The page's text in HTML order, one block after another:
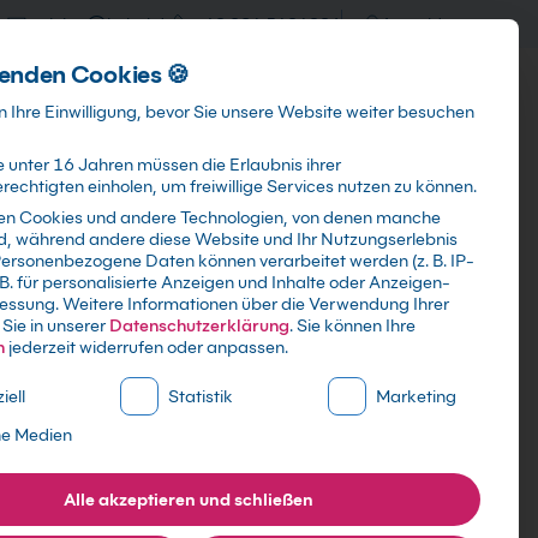
training@kebel.de +49 231 5191986 Anmelden
Suchen
Info & Services Kontakt
Cookies 🍪
Ihre Einwilligung, bevor Sie unsere Website weiter besuchen
unter 16 Jahren müssen die Erlaubnis ihrer
einholen, um freiwillige Services nutzen zu können.
Cookies und andere Technologien, von denen manche
während andere diese Website und Ihr Nutzungserlebnis
Daten können verarbeitet werden (z. B. IP-
für personalisierte Anzeigen und Inhalte oder Anzeigen-
Weitere Informationen über die Verwendung Ihrer
in unserer Datenschutzerklärung.Sie können Ihre
jederzeit widerrufen oder anpassen.
Liste der Service-Gruppen, für die eine Einwilligung
Statistik
Marketing
Medien
Alle akzeptieren und schließen